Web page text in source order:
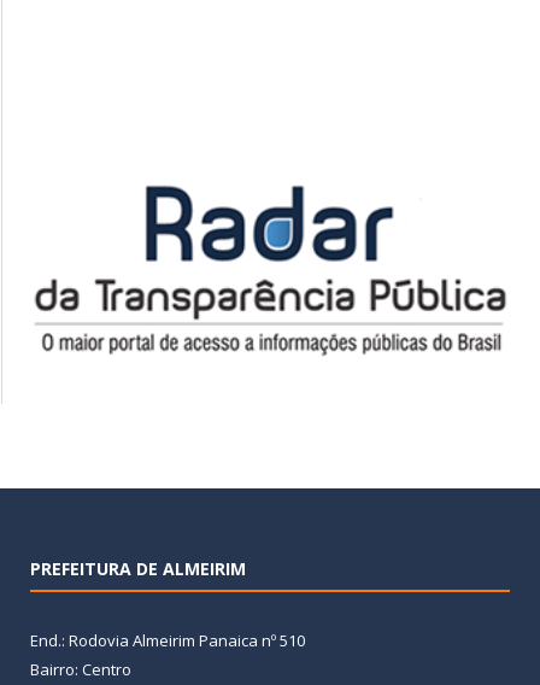
PREFEITURA DE ALMEIRIM
End.: Rodovia Almeirim Panaica nº 510
Bairro: Centro